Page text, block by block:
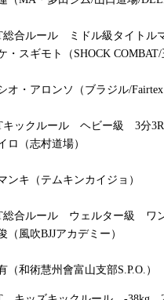
総合ルール ミドル級タイト
・スギモト（SHOCK
オ・アロンソ（ブラジル/
キックルール ヘビー級 3分3R
ロ（志村道場）
ンキ（テムキンカイジョ）
総合ルール ウェルター級 ワ
（風吹BJJアカデミー）
和術慧州會富山支部S.P.O.）